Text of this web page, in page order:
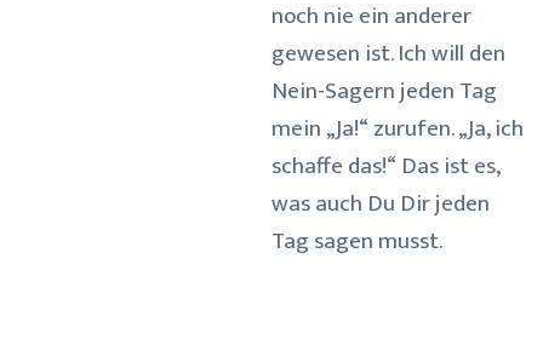
noch nie ein anderer
gewesen ist. Ich will den
Nein-Sagern jeden Tag
mein „Ja!“ zurufen. „Ja, ich
schaffe das!“ Das ist es,
was auch Du Dir jeden
Tag sagen musst.